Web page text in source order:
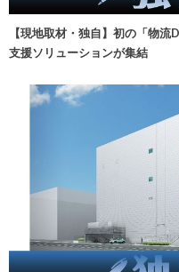
【現地取材・独自】初の「物
支援ソリューションが集結